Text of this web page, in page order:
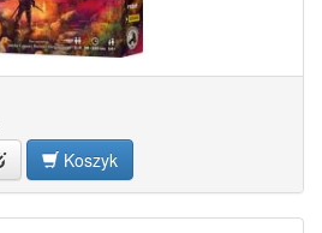
Koszyk